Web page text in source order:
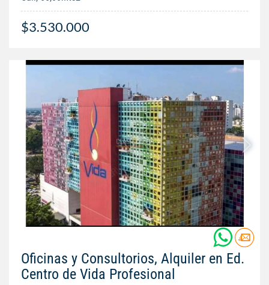
$3.530.000
Oficinas y Consultorios, Alquiler en Ed.
Centro de Vida Profesional